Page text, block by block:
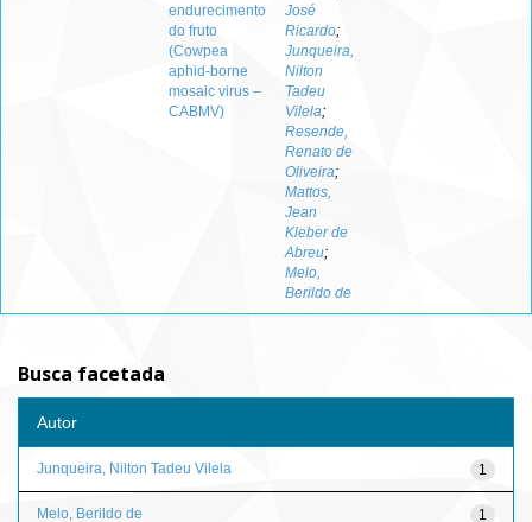
endurecimento
do fruto
(Cowpea
aphid-borne
mosaic virus –
CABMV)
José
Ricardo;
Junqueira,
Nilton
Tadeu
Vilela;
Resende,
Renato de
Oliveira;
Mattos,
Jean
Kleber de
Abreu;
Melo,
Berildo de
Busca facetada
Autor
1
Junqueira, Nilton Tadeu Vilela
1
Melo, Berildo de